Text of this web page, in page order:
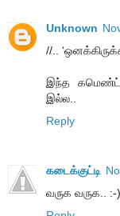
Unknown
//..
இந்த கமெண்ட்
இல்ல..
Reply
கடைக்குட்டி
வருக வருக.. :-)